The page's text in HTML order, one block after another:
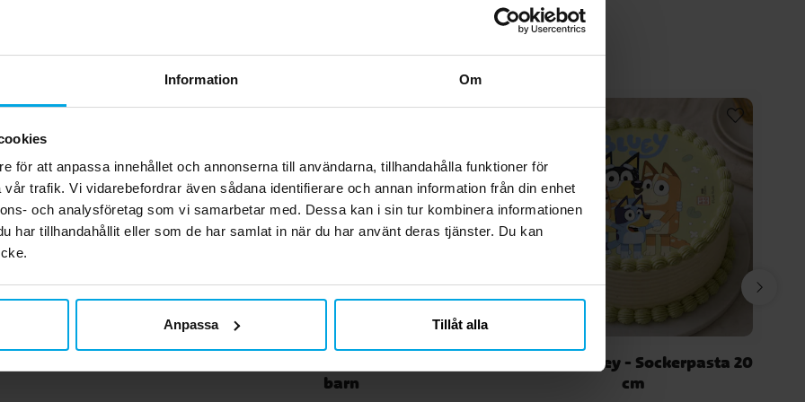
Information Om
för att anpassa innehållet och annonserna till användarna, tillhandahålla funktioner för
trafik. Vi vidarebefordrar även sådana identifierare och annan information från din enhet
och analysföretag som vi samarbetar med. Dessa kan i sin tur kombinera informationen
har tillhandahållit eller som de har samlat in när du har använt deras tjänster. Du kan
Anpassa Tillåt alla
barn
Tårtbild Bluey - Sockerpasta 20
cm